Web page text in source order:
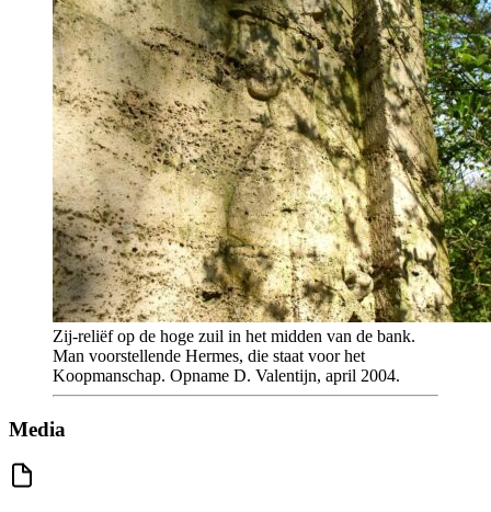
Zij-reliëf op de hoge zuil in het midden van de bank.
Man voorstellende Hermes, die staat voor het
Koopmanschap. Opname D. Valentijn, april 2004.
Media